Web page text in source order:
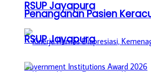
RSUP Jayapura
Penanganan Pasien
RSUP Jayapura